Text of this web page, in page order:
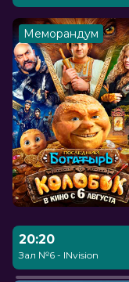
Меморандум
20:20
Зал №6 - INvision